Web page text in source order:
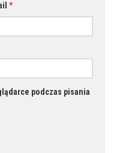
*
podczas pisania